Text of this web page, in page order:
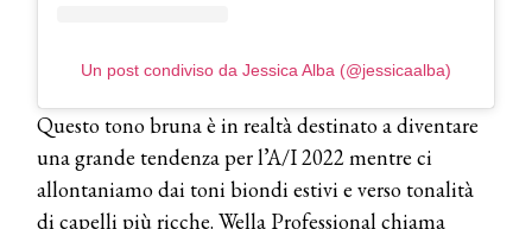
Un post condiviso da Jessica Alba (@jessicaalba)
Questo tono bruna è in realtà destinato a diventare
una grande tendenza per l’A/I 2022 mentre ci
allontaniamo dai toni biondi estivi e verso tonalità
di capelli più ricche. Wella Professional chiama